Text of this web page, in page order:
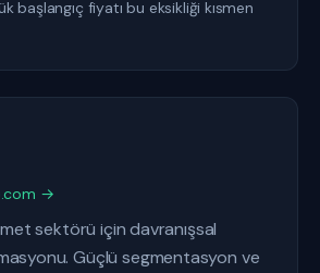
başlangıç fiyatı bu eksikliği kısmen
→
sektörü için davranışsal
Güçlü segmentasyon ve